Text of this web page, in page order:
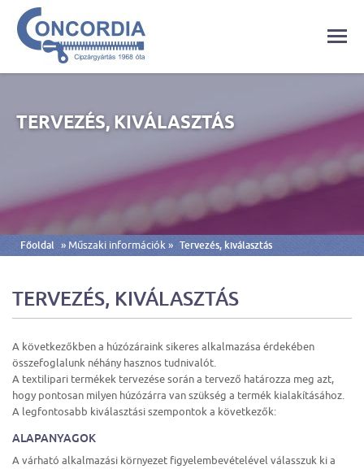
TERVEZÉS, KIVÁLASZTÁS
Főoldal » Műszaki információk » Tervezés, kiválasztás
TERVEZÉS, KIVÁLASZTÁS
A következőkben a húzózáraink sikeres alkalmazása érdekében
összefoglalunk néhány hasznos tudnivalót.
A textilipari termékek tervezése során a tervező határozza meg azt,
hogy pontosan milyen húzózárra van szükség a termék kialakításához.
A legfontosabb kiválasztási szempontok a következők:
ALAPANYAGOK
A várható alkalmazási környezet figyelembevételével válasszuk ki a